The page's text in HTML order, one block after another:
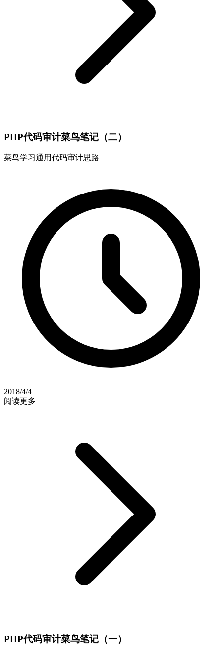
PHP代码审计菜鸟笔记（二）
菜鸟学习通用代码审计思路
2018/4/4
阅读更多
PHP代码审计菜鸟笔记（一）